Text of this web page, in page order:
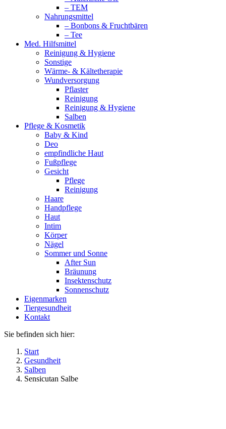
– TEM
Nahrungsmittel
– Bonbons & Fruchtbären
– Tee
Med. Hilfsmittel
Reinigung & Hygiene
Sonstige
Wärme- & Kältetherapie
Wundversorgung
Pflaster
Reinigung
Reinigung & Hygiene
Salben
Pflege & Kosmetik
Baby & Kind
Deo
empfindliche Haut
Fußpflege
Gesicht
Pflege
Reinigung
Haare
Handpflege
Haut
Intim
Körper
Nägel
Sommer und Sonne
After Sun
Bräunung
Insektenschutz
Sonnenschutz
Eigenmarken
Tiergesundheit
Kontakt
Sie befinden sich hier:
Start
Gesundheit
Salben
Sensicutan Salbe